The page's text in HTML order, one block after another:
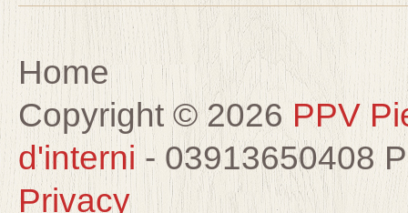
Home
Copyright © 2026 PPV
d'interni- 03913650408
Privacy